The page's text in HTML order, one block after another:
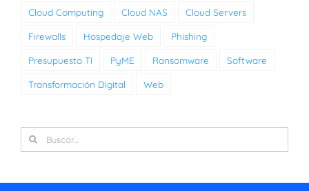
Cloud Computing Cloud NAS Cloud Servers
Firewalls Hospedaje Web Phishing
Presupuesto TI PyME Ransomware Software
Transformación Digital Web
Buscar: